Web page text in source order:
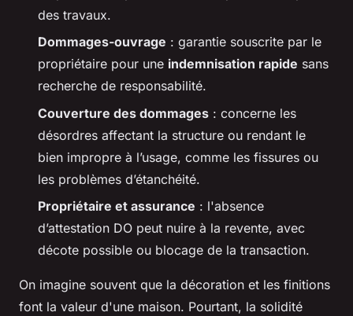
des travaux.
Dommages-ouvrage : garantie souscrite par le
propriétaire pour une indemnisation rapide sans
recherche de responsabilité.
Couverture des dommages : concerne les
désordres affectant la structure ou rendant le
bien impropre à l’usage, comme les fissures ou
les problèmes d’étanchéité.
Propriétaire et assurance : l'absence
d’attestation DO peut nuire à la revente, avec
décote possible ou blocage de la transaction.
On imagine souvent que la décoration et les finitions
font la valeur d'une maison. Pourtant, la solidité